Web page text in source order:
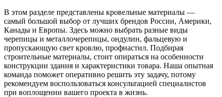
В этом разделе представлены кровельные материалы —
самый большой выбор от лучших брендов России, Америки,
Канады и Европы. Здесь можно выбрать разные виды
черепицы и металлочерепицы, ондулин, фальцевую и
пропускающую свет кровлю, профнастил. Подбирая
строительные материалы, стоит опираться на особенности
конструкции здания и характеристики товара. Наша опытная
команда поможет оперативно решить эту задачу, потому
рекомендуем воспользоваться консультацией специалистов
при воплощении вашего проекта в жизнь.